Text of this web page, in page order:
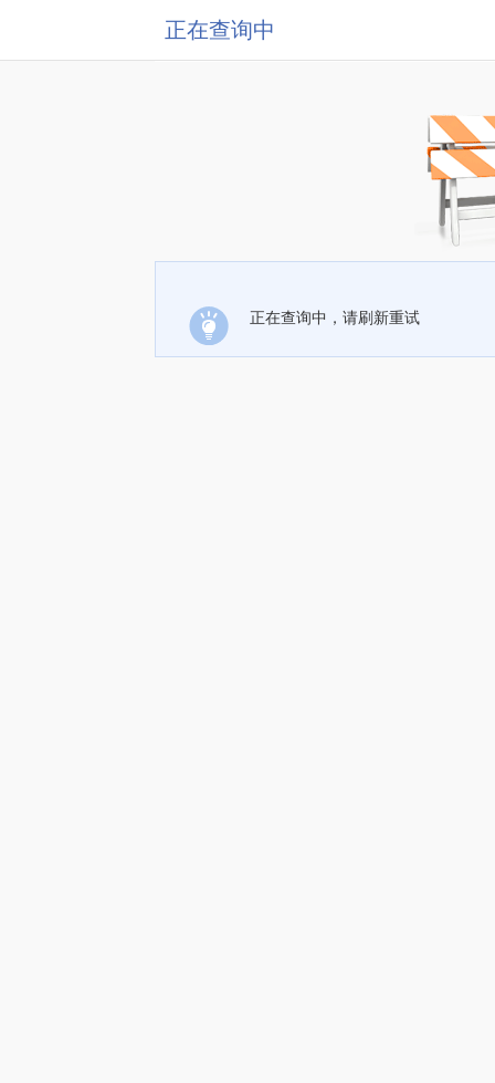
正在查询中
正在查询中，请刷新重试